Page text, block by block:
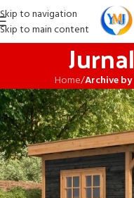
Skip to navigation
Skip to main content
Home/Archive